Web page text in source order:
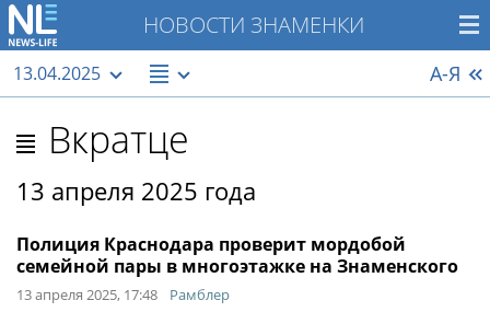
НОВОСТИ ЗНАМЕНКИ
13.04.2025 А-Я
Вкратце
13 апреля 2025 года
Полиция Краснодара проверит мордобой
семейной пары в многоэтажке на Знаменского
13 апреля 2025, 17:48 Рамблер